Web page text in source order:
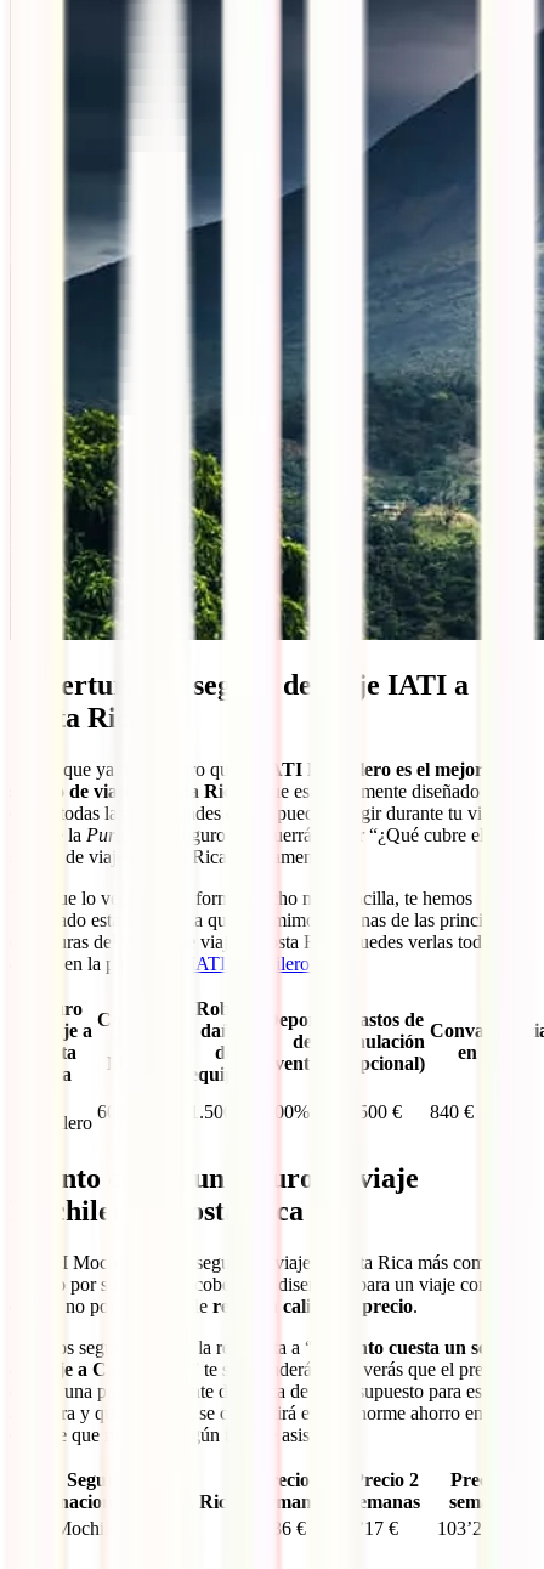
Cobertura del seguro de viaje IATI a
Costa Rica
Ahora que ya tienes claro que el
IATI Mochilero es el mejor
seguro de viaje a Costa Rica
y que está totalmente diseñado para
cubrir todas las necesidades que te puedan surgir durante tu viaje al
país de la Pura Vida
, seguro que querrás saber “¿Qué cubre el mejor
seguro de viaje a Costa Rica exactamente?”.
Para que lo veas de una forma mucho más sencilla, te hemos
preparado esta tabla en la que resumimos algunas de las principales
coberturas del seguro de viaje a Costa Rica (puedes verlas todas en
detalle en la página del
IATI Mochilero
Seguro
de viaje a
Costa
Rica
Cobertura
Médicos
Robo y
daños
de
equipaje
Deportes
de
aventura
Gastos de
anulación
(opcional)
en hotel
Mochilero
600.000 € 1.500 € 100% 3.500 € 840 €
Cuánto cuesta un seguro de viaje
Mochilero a Costa Rica
El IATI Mochilero es el seguro de viaje a Costa Rica más completo,
no solo por sus grandes coberturas diseñadas para un viaje como
este, si no por su increíble relación calidad – precio.
Estamos seguros de que la respuesta a “¿
Cuánto cuesta un seguro
de viaje a Costa Rica
?” te sorprenderá. Pues verás que el precio de
este es una parte realmente diminuta de tu presupuesto para esta
aventura y que, además, se convertirá en un enorme ahorro en el
caso de que necesites algún tipo de asistencia.
Seguro médico
internacional a Costa Rica
Precio 1
semana
Precio 2
semanas
Precio 3
semanas
IATI Mochilero
47’36 € 81’17 € 103’26 €